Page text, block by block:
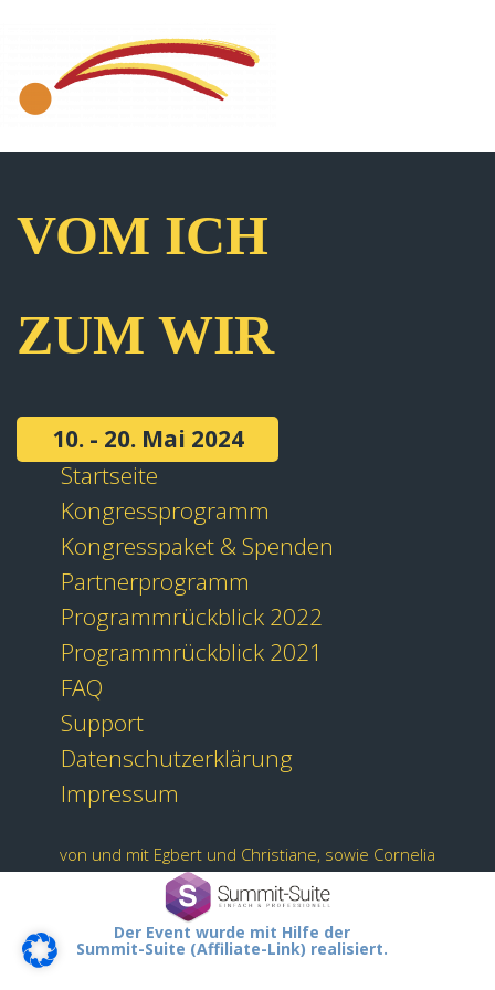
VOM ICH
ZUM WIR
10. - 20. Mai 2024
Startseite
Kongressprogramm
Kongresspaket & Spenden
Partnerprogramm
Programmrückblick 2022
Programmrückblick 2021
FAQ
Support
Datenschutzerklärung
Impressum
von und mit Egbert und Christiane, sowie Cornelia
Der Event wurde mit Hilfe der
Summit-Suite (Affiliate-Link) realisiert.